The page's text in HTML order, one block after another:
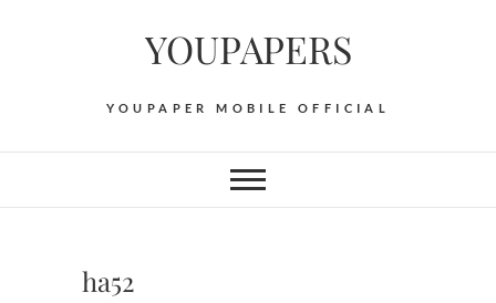
YOUPAPERS
YOUPAPER MOBILE OFFICIAL
ha52